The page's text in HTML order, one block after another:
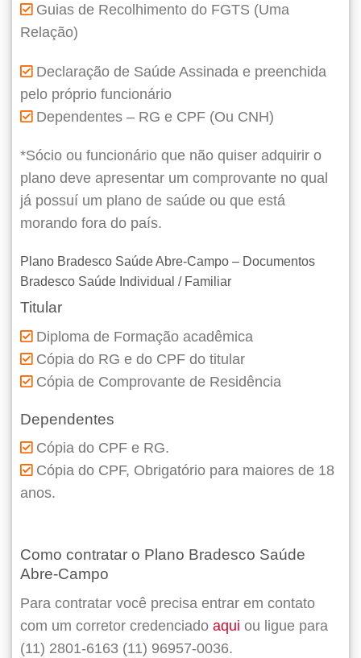
Guias de Recolhimento do FGTS (Uma
Relação)
Declaração de Saúde Assinada e preenchida
pelo próprio funcionário
Dependentes – RG e CPF (Ou CNH)
*Sócio ou funcionário que não quiser adquirir o
plano deve apresentar um comprovante no qual
já possuí um plano de saúde ou que está
morando fora do país.
Plano Bradesco Saúde Abre-Campo – Documentos
Bradesco Saúde Individual / Familiar
Titular
Diploma de Formação acadêmica
Cópia do RG e do CPF do titular
Cópia de Comprovante de Residência
Dependentes
Cópia do CPF e RG.
Cópia do CPF, Obrigatório para maiores de 18
anos.
Como contratar o Plano Bradesco Saúde
Abre-Campo
Para contratar você precisa entrar em contato
com um corretor credenciado aqui ou ligue para
(11) 2801-6163 (11) 96957-0036.